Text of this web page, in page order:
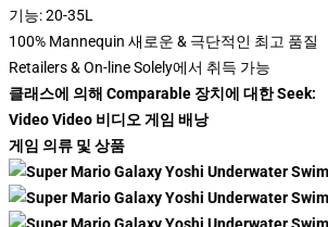
기능: 20-35L
100% Mannequin 새로운 & 극단적인 최고 품질
Retailers & On-line Solely에서 취득 가능
클래스에 의해 Comparable 장치에 대한 Seek:
Video Video 비디오 게임 배낭
게임 의류 및 상품